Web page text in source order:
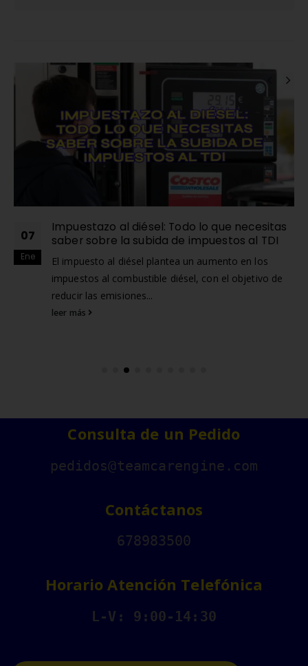
RELATEDPOSTS
07
Ene
Impuestazo al diésel: Todo lo que necesitas
saber sobre la subida de impuestos al TDI
El impuesto al diésel plantea un aumento en los
impuestos al combustible diésel, con el objetivo de
reducir las emisiones...
leer más
Consulta de un Pedido
pedidos@teamcarengine.com
Contáctanos
678983500
Horario Atención Telefónica
L-V: 9:00-14:30